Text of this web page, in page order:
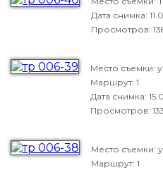
Дата снимка:
Просмотров:
Место съемки:
Маршрут: 1
Дата снимка:
Просмотров:
Место съемки:
Маршрут: 1